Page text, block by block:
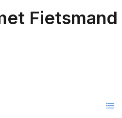
Fietsmand